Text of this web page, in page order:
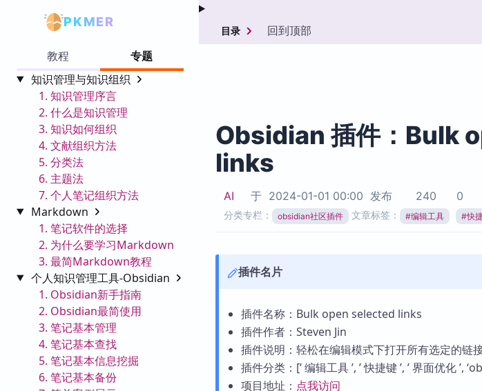
PKMER
教程
专题
知识管理与知识组织
1. 知识管理序言
2. 什么是知识管理
3. 知识如何组织
4. 文献组织方法
5. 分类法
6. 主题法
7. 个人笔记组织方法
Markdown
1. 笔记软件的选择
2. 为什么要学习Markdown
3. 最简Markdown教程
个人知识管理工具-Obsidian
1. Obsidian新手指南
2. Obsidian最简使用
3. 笔记基本管理
4. 笔记基本查找
5. 笔记基本信息挖掘
6. 笔记基本备份
目录 回到顶部
Obsidian 插件：Bulk
links
AI 于 2024-01-01 00:00 发布 240 0
分类专栏： obsidian社区插件 文章标签： #编辑工具 #快
插件名片
插件名称：Bulk open selected links
插件作者：Steven Jin
插件说明：轻松在编辑模式下打开所有选定的链接
插件分类：[’ 编辑工具 ’, ’ 快捷键 ’, ’ 界面优化 ’,
项目地址： 点我访问